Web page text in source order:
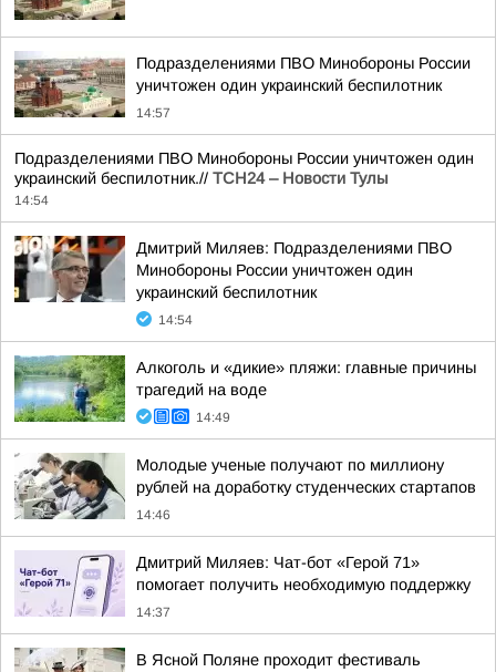
Подразделениями ПВО Минобороны России
уничтожен один украинский беспилотник
14:57
Подразделениями ПВО Минобороны России уничтожен один
украинский беспилотник.// ТСН24 – Новости Тулы
14:54
Дмитрий Миляев: Подразделениями ПВО
Минобороны России уничтожен один
украинский беспилотник
14:54
Алкоголь и «дикие» пляжи: главные причины
трагедий на воде
14:49
Молодые ученые получают по миллиону
рублей на доработку студенческих стартапов
14:46
Дмитрий Миляев: Чат-бот «Герой 71»
помогает получить необходимую поддержку
14:37
В Ясной Поляне проходит фестиваль